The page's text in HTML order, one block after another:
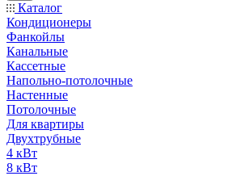
Каталог
Кондиционеры
Фанкойлы
Канальные
Кассетные
Напольно-потолочные
Настенные
Потолочные
Для квартиры
Двухтрубные
4 кВт
8 кВт